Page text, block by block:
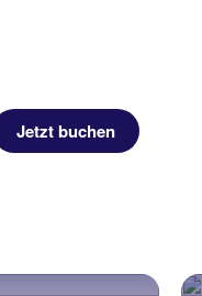
Jetzt buchen